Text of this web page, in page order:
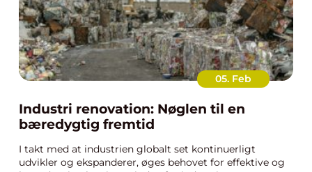
05. Feb
Industri renovation: Nøglen til en
bæredygtig fremtid
I takt med at industrien globalt set kontinuerligt
udvikler og ekspanderer, øges behovet for effektive og